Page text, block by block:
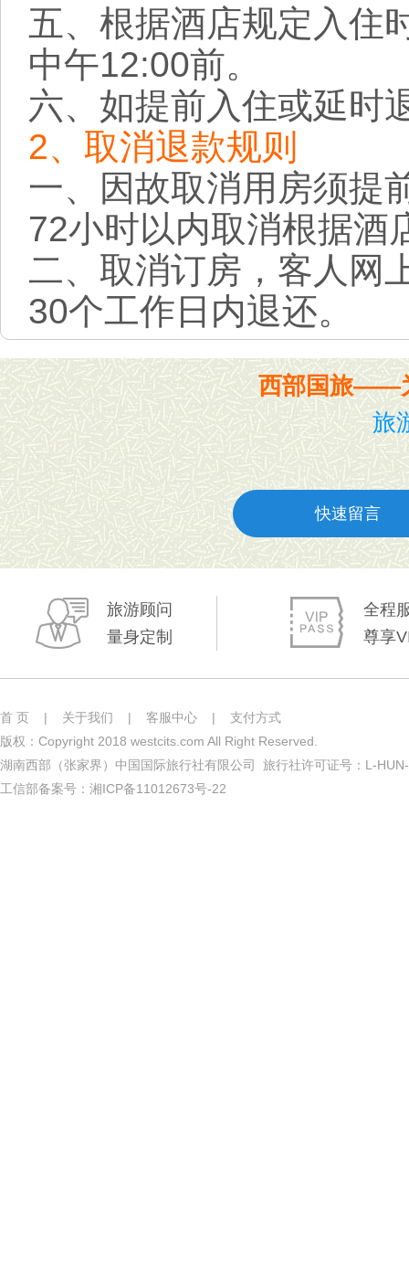
五、根据酒店规定入住
中午12:00前。
六、如提前入住或延时
2、取消退款规则
一、因故取消用房须提
72小时以内取消根据酒
二、取消订房，客人网
30个工作日内退还。
西部国旅——
旅
快速留言
旅游顾问
量身定制
全程
尊享
首 页 | 关于我们 | 客服中心 | 支付方式
版权：Copyright 2018 westcits.com All Right Reserved.
湖南西部（张家界）中国国际旅行社有限公司 旅行社许可证号：L-
工信部备案号： 湘ICP备11012673号-22